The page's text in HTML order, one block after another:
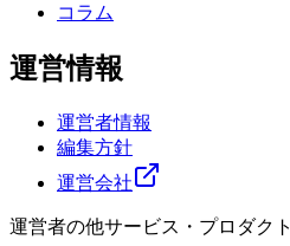
コラム
運営情報
運営者情報
編集方針
運営会社
運営者の他サービス・プロダクト